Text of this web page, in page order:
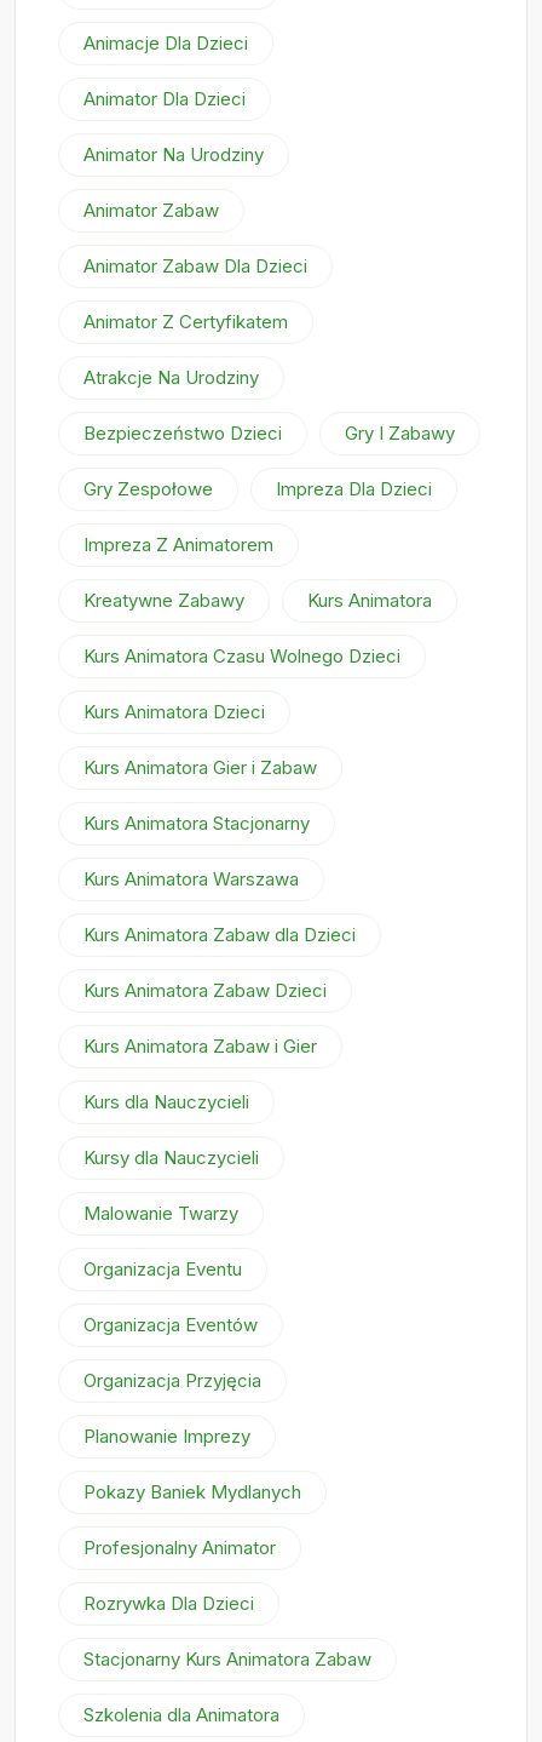
Animacje Dla Dzieci
Animator Dla Dzieci
Animator Na Urodziny
Animator Zabaw
Animator Zabaw Dla Dzieci
Animator Z Certyfikatem
Atrakcje Na Urodziny
Bezpieczeństwo Dzieci Gry I Zabawy
Gry Zespołowe Impreza Dla Dzieci
Impreza Z Animatorem
Kreatywne Zabawy Kurs Animatora
Kurs Animatora Czasu Wolnego Dzieci
Kurs Animatora Dzieci
Kurs Animatora Gier i Zabaw
Kurs Animatora Stacjonarny
Kurs Animatora Warszawa
Kurs Animatora Zabaw dla Dzieci
Kurs Animatora Zabaw Dzieci
Kurs Animatora Zabaw i Gier
Kurs dla Nauczycieli
Kursy dla Nauczycieli
Malowanie Twarzy
Organizacja Eventu
Organizacja Eventów
Organizacja Przyjęcia
Planowanie Imprezy
Pokazy Baniek Mydlanych
Profesjonalny Animator
Rozrywka Dla Dzieci
Stacjonarny Kurs Animatora Zabaw
Szkolenia dla Animatora